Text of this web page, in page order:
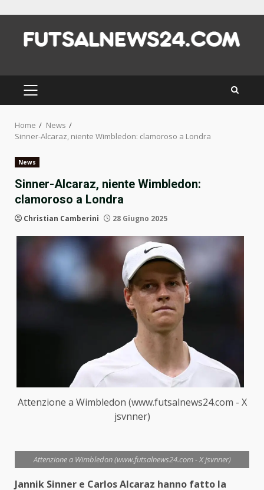
content
PRIMARY
MENU
Home
News
Sinner-Alcaraz, niente Wimbledon: clamoroso a Londra
News
Sinner-Alcaraz, niente Wimbledon:
clamoroso a Londra
Christian Camberini 28 Giugno 2025
Attenzione a Wimbledon (www.futsalnews24.com - X
jsvnner)
Attenzione a Wimbledon (www.futsalnews24.com - X jsvnner)
Jannik Sinner e Carlos Alcaraz hanno fatto la